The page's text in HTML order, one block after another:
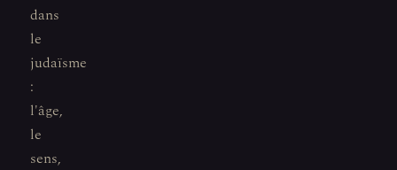
dans
le
judaïsme
:
l'âge,
le
sens,